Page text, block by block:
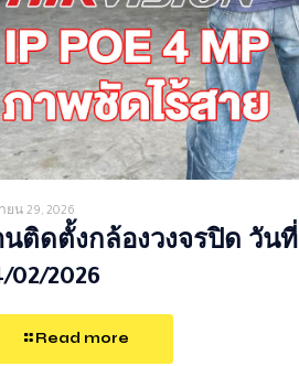
ยน 29, 2026
นติดตั้งกล้องวงจรปิด วันที่
02/2026
Read more